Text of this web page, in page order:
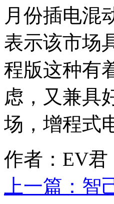
月份插电混
表示该市场
程版这种有
虑，又兼具
场，增程式
作者：EV君
上一篇： 智